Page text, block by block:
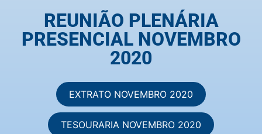
REUNIÃO PLENÁRIA
PRESENCIAL NOVEMBRO
2020
EXTRATO NOVEMBRO 2020
TESOURARIA NOVEMBRO 2020